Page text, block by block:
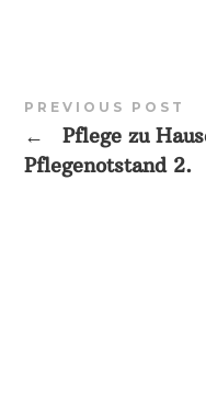
PREVIOUS POST
←
Pflege zu
Pflegenotstand 2.